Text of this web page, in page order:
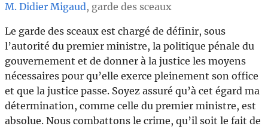
M. Didier Migaud, garde des sceaux
Le garde des sceaux est chargé de définir, sous
l’autorité du premier ministre, la politique pénale du
gouvernement et de donner à la justice les moyens
nécessaires pour qu’elle exerce pleinement son office
et que la justice passe. Soyez assuré qu’à cet égard ma
détermination, comme celle du premier ministre, est
absolue. Nous combattons le crime, qu’il soit le fait de